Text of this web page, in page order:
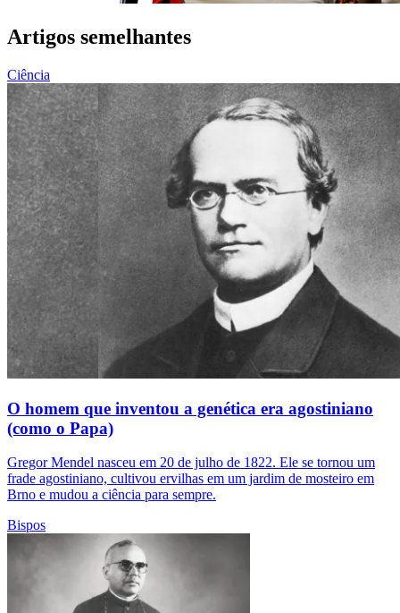
Artigos semelhantes
Ciência
O homem que inventou a genética era agostiniano
(como o Papa)
Gregor Mendel nasceu em 20 de julho de 1822. Ele se tornou um
frade agostiniano, cultivou ervilhas em um jardim de mosteiro em
Brno e mudou a ciência para sempre.
Bispos